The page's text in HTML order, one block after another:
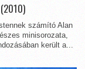
számító Alan
minisorozata,
került a...